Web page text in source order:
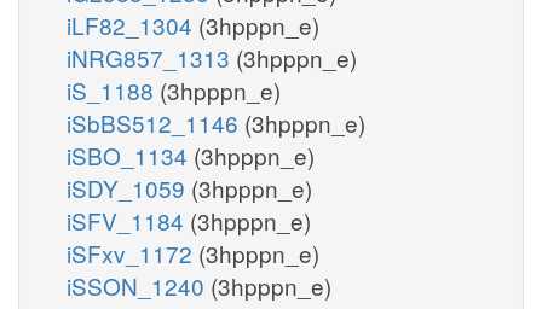
iLF82_1304 (3hpppn_e)
iNRG857_1313 (3hpppn_e)
iS_1188 (3hpppn_e)
iSbBS512_1146 (3hpppn_e)
iSBO_1134 (3hpppn_e)
iSDY_1059 (3hpppn_e)
iSFV_1184 (3hpppn_e)
iSFxv_1172 (3hpppn_e)
iSSON_1240 (3hpppn_e)